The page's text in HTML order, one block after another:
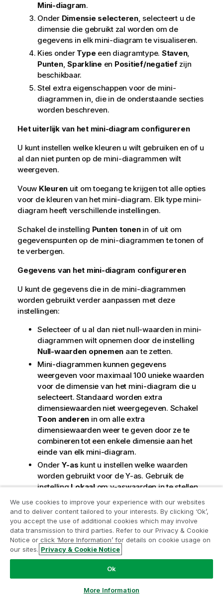
Mini-diagram.
Onder Dimensie selecteren, selecteert u de
dimensie die gebruikt zal worden om de
gegevens in elk mini-diagram te visualiseren.
Kies onder Type een diagramtype. Staven,
Punten, Sparkline en Positief/negatiefzijn
beschikbaar.
Stel extra eigenschappen voor de mini-
diagrammen in, die in de onderstaande secties
worden beschreven.
Het uiterlijk van het mini-diagram configureren
U kunt instellen welke kleuren u wilt gebruiken en of u
al dan niet punten op de mini-diagrammen wilt
weergeven.
Vouw Kleuren uit om toegang te krijgen tot alle opties
voor de kleuren van het mini-diagram. Elk type mini-
diagram heeft verschillende instellingen.
Schakel de instelling Punten tonenin of uit om
gegevenspunten op de mini-diagrammen te tonen of
te verbergen.
Gegevens van het mini-diagram configureren
U kunt de gegevens die in de mini-diagrammen
worden gebruikt verder aanpassen met deze
instellingen:
Selecteer of u al dan niet null-waarden in mini-
diagrammen wilt opnemen door de instelling
Null-waarden opnemen aan te zetten.
Mini-diagrammen kunnen gegevens
weergeven voor maximaal 100 unieke waarden
voor de dimensie van het mini-diagram die u
selecteert. Standaard worden extra
dimensiewaarden niet weergegeven. Schakel
Toon anderen in om alle extra
dimensiewaarden weer te geven door ze te
combineren tot een enkele dimensie aan het
einde van elk mini-diagram.
Onder Y-as kunt u instellen welke waarden
worden gebruikt voor de Y-as. Gebruik de
instellingLokaalom y-aswaarden in te stellen
in vergelijking met de gegevens in de mini-
diagrammen. Gebruik de instellingGlobaalom
y-aswaarden in te stellen in vergelijking met
alle gegevens. U kunt ook configureren hoe
positieve en negatieve waarden worden
weergegeven door te kiezen tussen de
We use cookies to improve your experience with our websites
and to deliver content tailored to your interests. By clicking ‘Ok’,
you accept the use of additional cookies which may involve
data transmission to third parties. Refer to our Privacy & Cookie
Notice or click ‘More Information’ for details on cookie usage on
our sites. Privacy & Cookie Notice
Ok
More Information